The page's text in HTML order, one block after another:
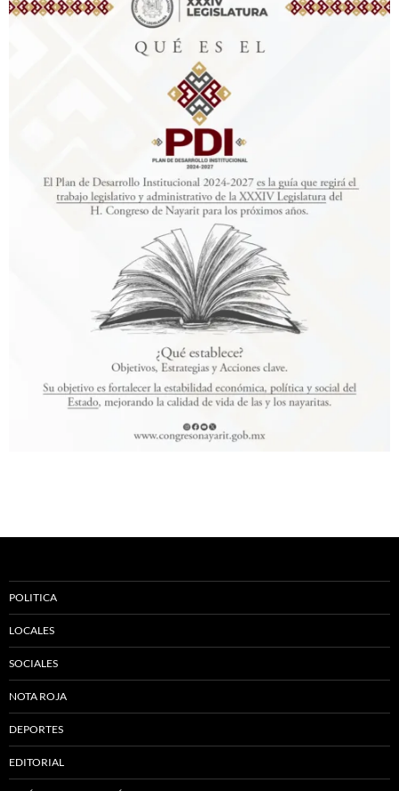
POLITICA
LOCALES
SOCIALES
NOTA ROJA
DEPORTES
EDITORIAL